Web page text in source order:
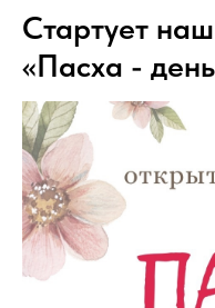
Стартует
«Пасха -